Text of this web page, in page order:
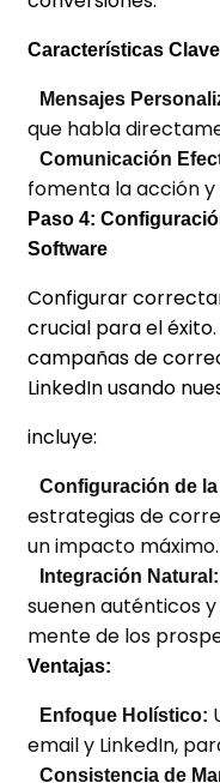
Características
Mensajes
que habla
Comunicación
fomenta la acción y
Paso 4:
Software
Configurar
crucial para el éxito.
campañas de
LinkedIn usando
incluye:
Configuración de
estrategias de
un impacto máximo.
Integración Natural:
suenen auténticos
mente de los
Ventajas:
Enfoque Holístico:
email y LinkedIn,
Consistencia de